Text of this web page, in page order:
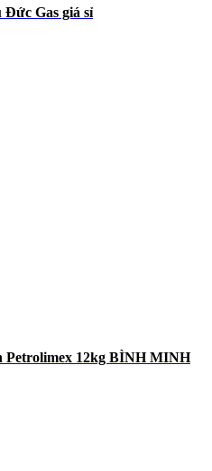
Đức Gas giá sỉ
Petrolimex 12kg BÌNH MINH